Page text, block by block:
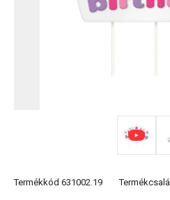
Termékkód 631002.19